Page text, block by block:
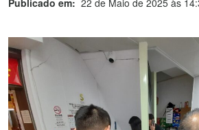
Publicado em: 22 de Maio de 2025 às